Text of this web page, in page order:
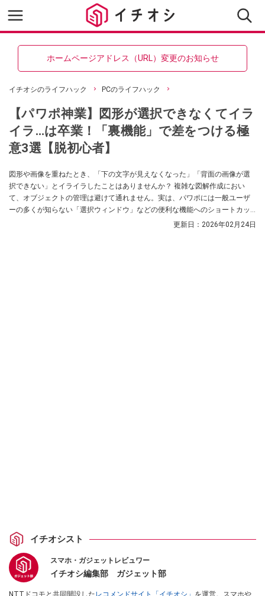
ホームページアドレス（URL）変更のお知らせ
イチオシのライフハック PCのライフハック
【パワポ神業】図形が選択できなくてイラ
イラ…は卒業！「裏機能」で差をつける極
意3選【脱初心者】
図形や画像を重ねたとき、「下の文字が見えなくなった」「背面の画像が選
択できない」とイライラしたことはありませんか？ 複雑な図解作成におい
て、オブジェクトの管理は避けて通れません。実は、パワポには一般ユーザ
ーの多くが知らない「選択ウィンドウ」などの便利な機能へのショートカッ
トが存在します。これを知っているだけで、資料のクオリティと作成スピー
更新日： 2026年02月24日
イチオシスト
スマホ・ガジェットレビュワー
イチオシ編集部 ガジェット部
NTTドコモと共同開設したレコメンドサイト「イチオシ」 を運営。スマホや